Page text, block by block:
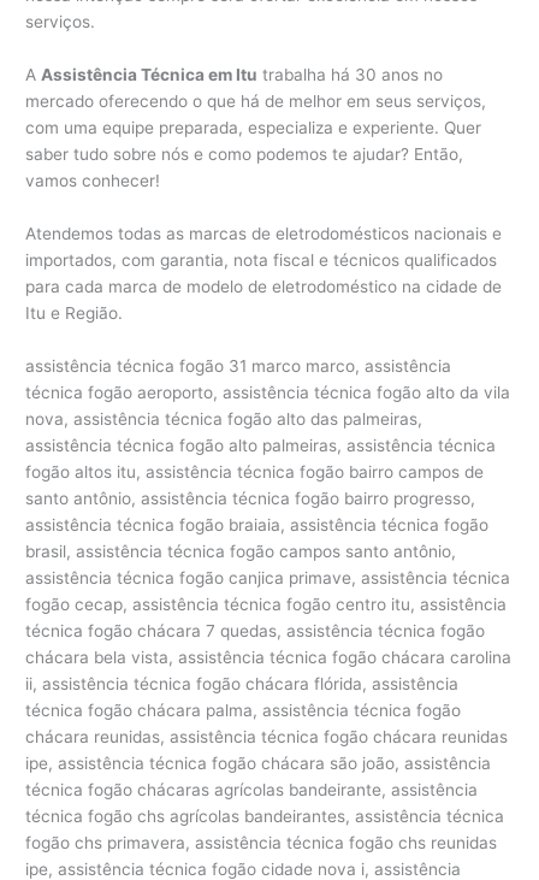
serviços.
A Assistência Técnica em Itu trabalha há 30 anos no
mercado oferecendo o que há de melhor em seus serviços,
com uma equipe preparada, especializa e experiente. Quer
saber tudo sobre nós e como podemos te ajudar? Então,
vamos conhecer!
Atendemos todas as marcas de eletrodomésticos nacionais e
importados, com garantia, nota fiscal e técnicos qualificados
para cada marca de modelo de eletrodoméstico na cidade de
Itu e Região.
assistência técnica fogão 31 marco marco, assistência
técnica fogão aeroporto, assistência técnica fogão alto da vila
nova, assistência técnica fogão alto das palmeiras,
assistência técnica fogão alto palmeiras, assistência técnica
fogão altos itu, assistência técnica fogão bairro campos de
santo antônio, assistência técnica fogão bairro progresso,
assistência técnica fogão braiaia, assistência técnica fogão
brasil, assistência técnica fogão campos santo antônio,
assistência técnica fogão canjica primave, assistência técnica
fogão cecap, assistência técnica fogão centro itu, assistência
técnica fogão chácara 7 quedas, assistência técnica fogão
chácara bela vista, assistência técnica fogão chácara carolina
ii, assistência técnica fogão chácara flórida, assistência
técnica fogão chácara palma, assistência técnica fogão
chácara reunidas, assistência técnica fogão chácara reunidas
ipe, assistência técnica fogão chácara são joão, assistência
técnica fogão chácaras agrícolas bandeirante, assistência
técnica fogão chs agrícolas bandeirantes, assistência técnica
fogão chs primavera, assistência técnica fogão chs reunidas
ipe, assistência técnica fogão cidade nova i, assistência